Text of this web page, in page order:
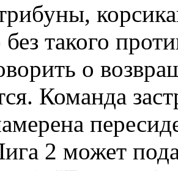
такого
о
Команда
2 может